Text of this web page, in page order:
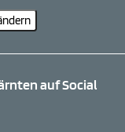
auf Social